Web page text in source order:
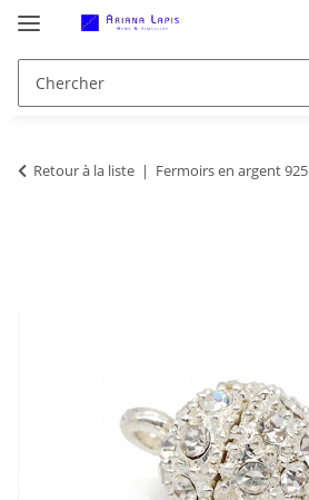
Retour à la liste Fermoirs en argent 925